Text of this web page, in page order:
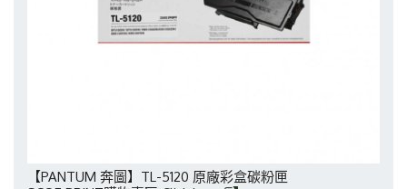
【PANTUM 奔圖】TL-5120 原廠彩盒碳粉匣